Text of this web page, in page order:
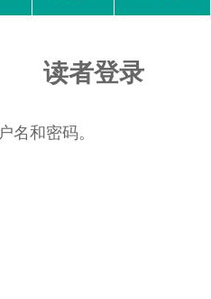
读者登录
名和密码。